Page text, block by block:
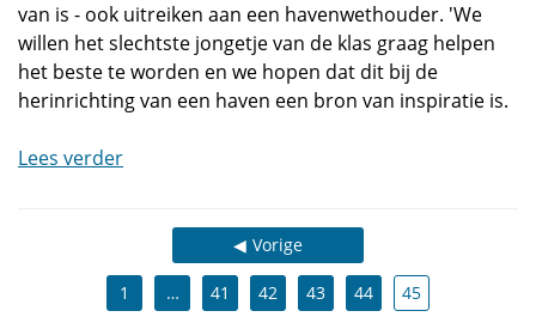
van is - ook uitreiken aan een havenwethouder. 'We
willen het slechtste jongetje van de klas graag helpen
het beste te worden en we hopen dat dit bij de
herinrichting van een haven een bron van inspiratie is.
Lees verder
Vorige
1 … 41 42 43 44 45